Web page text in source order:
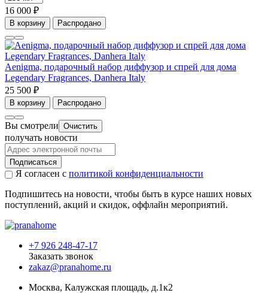
16 000 ₽
В корзину Распродано
Aenigma, подарочный набор диффузор и спрей для дома
Legendary Fragrances, Danhera Italy
25 500 ₽
В корзину Распродано
Вы смотрели Очистить
получать новости
Подписаться
Я согласен с политикой конфиденциальности
Подпишитесь на новости, чтобы быть в курсе наших новых
поступлений, акций и скидок, оффлайн мероприятий.
+7 926 248-47-17
Заказать звонок
zakaz@pranahome.ru
Москва, Калужская площадь, д.1к2